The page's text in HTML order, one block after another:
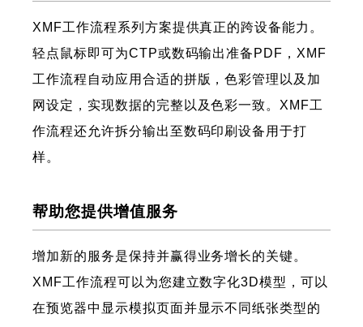
XMF工作流程系列方案提供真正的跨设备能力。
轻点鼠标即可为CTP或数码输出准备PDF，XMF
工作流程自动应用合适的拼版，色彩管理以及加
网设定，实现数据的完整以及色彩一致。XMF工
作流程还允许拆分输出至数码印刷设备用于打
样。
帮助您提供增值服务
增加新的服务是保持并赢得业务增长的关键。
XMF工作流程可以为您建立数字化3D模型，可以
在预览器中显示模拟页面并显示不同纸张类型的